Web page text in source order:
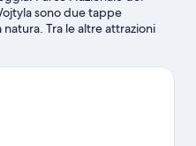
sono due tappe
Tra le altre attrazioni
e Fiera di Foggia.